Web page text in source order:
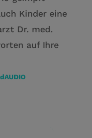
Kinder eine
Dr. med.
auf Ihre